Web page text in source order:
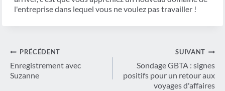
l'entreprise dans lequel vous ne voulez pas travailler !
Navigation
de
l’article
PRÉCÉDENT
Enregistrement avec
Suzanne
SUIVANT
Sondage GBTA : signes
positifs pour un retour aux
voyages d'affaires